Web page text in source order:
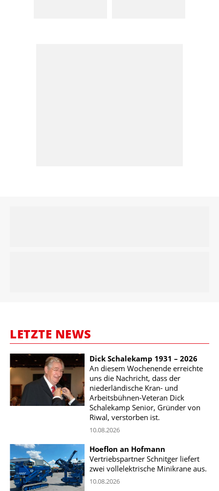
LETZTE NEWS
Dick Schalekamp 1931 – 2026
An diesem Wochenende erreichte
uns die Nachricht, dass der
niederländische Kran- und
Arbeitsbühnen-Veteran Dick
Schalekamp Senior, Gründer von
Riwal, verstorben ist.
10.08.2026
Hoeflon an Hofmann
Vertriebspartner Schnitger liefert
zwei vollelektrische Minikrane aus.
10.08.2026